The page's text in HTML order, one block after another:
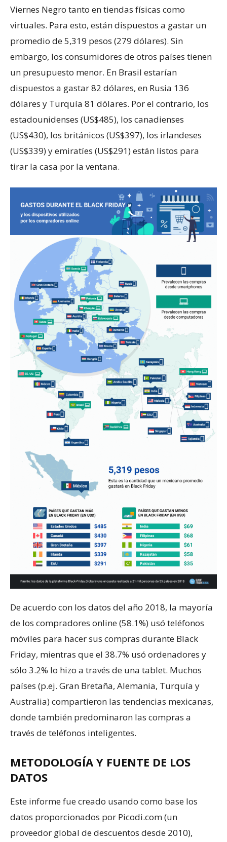
Viernes Negro tanto en tiendas físicas como
virtuales. Para esto, están dispuestos a gastar un
promedio de 5,319 pesos (279 dólares). Sin
embargo, los consumidores de otros países tienen
un presupuesto menor. En Brasil estarían
dispuestos a gastar 82 dólares, en Rusia 136
dólares y Turquía 81 dólares. Por el contrario, los
estadounidenses (US$485), los canadienses
(US$430), los británicos (US$397), los irlandeses
(US$339) y emiratíes (US$291) están listos para
tirar la casa por la ventana.
De acuerdo con los datos del año 2018, la mayoría
de los compradores online (58.1%) usó teléfonos
móviles para hacer sus compras durante Black
Friday, mientras que el 38.7% usó ordenadores y
sólo 3.2% lo hizo a través de una tablet. Muchos
países (p.ej. Gran Bretaña, Alemania, Turquía y
Australia) compartieron las tendencias mexicanas,
donde también predominaron las compras a
través de teléfonos inteligentes.
METODOLOGÍA Y FUENTE DE LOS
DATOS
Este informe fue creado usando como base los
datos proporcionados por Picodi.com (un
proveedor global de descuentos desde 2010),